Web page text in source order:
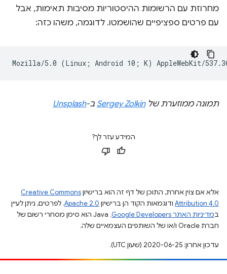
מחרוזת עם הרשומות ההיסטוריות מסיבות תאימות, אבל
עם פרטים ספציפיים שהושמטו. לדוגמה, משהו כזה:
תמונה ממוזערת שלSergey Zolkin ב-Unsplash
המידע עזר לך?
אלא אם צוין אחרת, התוכן של דף זה הוא ברישיוןCreative Commons
Attribution 4.0 ודוגמאות הקוד הן ברישיון Apache 2.0. לפרטים, ניתן לעיין
במדיניות האתר Google Developers‏
.‏ Java הוא סימן מסחרי רשום של
חברת Oracle ו/או של השותפים העצמאיים שלה.
עדכון אחרון: 2020-06-25 (שעון UTC).